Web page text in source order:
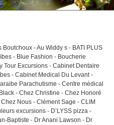
Boutchoux -Au Widdy s - BATI PLUS
- Blue Fashion - Boucherie
Tour Excursions - Cabinet Dentaire
- Cabinet Medical Du Levant-
Parachutisme - Centre médical
- Chez Christine - Chez Honoré
Chez Nous - Clément Sage - CLIM
excursions - D’LYSS pizza -
Baptiste - Dr Anani Lawson - Dr